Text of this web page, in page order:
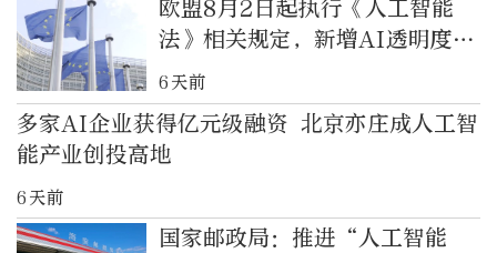
欧盟8月2日起执行《人工智能
法》相关规定，新增AI透明度要
求
6天前
多家AI企业获得亿元级融资 北京亦庄成人工智
能产业创投高地
6天前
国家邮政局：推进“人工智能